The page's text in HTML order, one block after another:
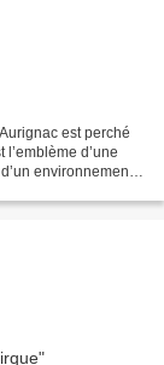
est perché
d’une
environnement